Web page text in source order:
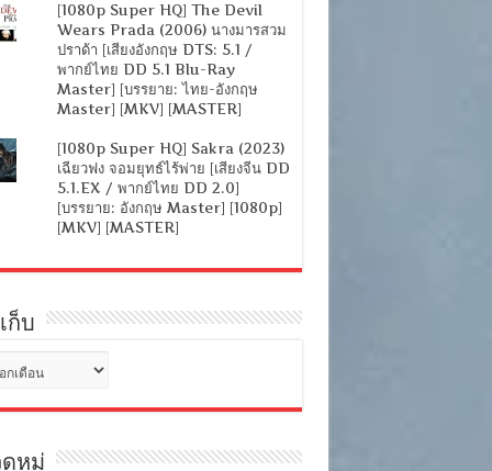
[1080p Super HQ] The Devil
Wears Prada (2006) นางมารสวม
ปราด้า [เสียงอังกฤษ DTS: 5.1 /
พากย์ไทย DD 5.1 Blu-Ray
Master] [บรรยาย: ไทย-อังกฤษ
Master] [MKV] [MASTER]
[1080p Super HQ] Sakra (2023)
เฉียวฟง จอมยุทธ์ไร้พ่าย [เสียงจีน DD
5.1.EX / พากย์ไทย DD 2.0]
[บรรยาย: อังกฤษ Master] [1080p]
[MKV] [MASTER]
ก็บ
หมู่